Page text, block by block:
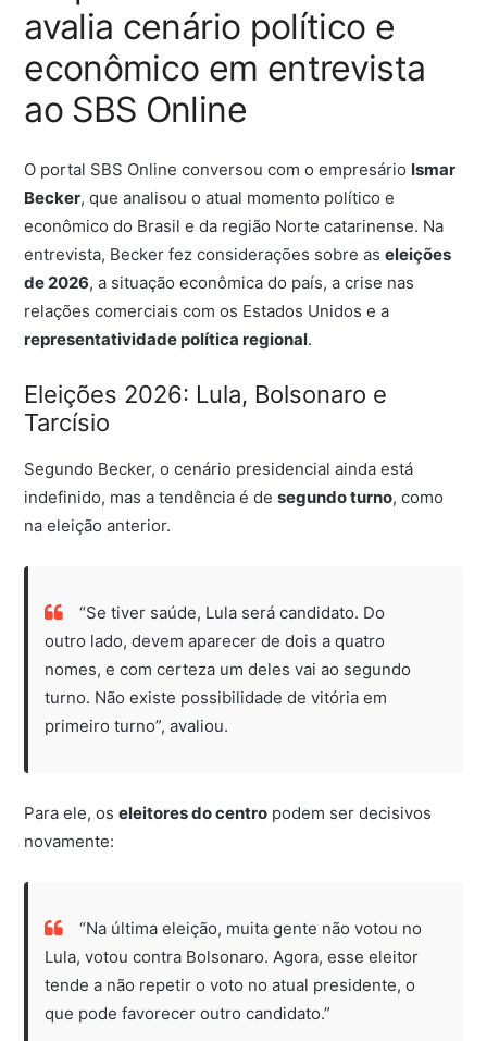
avalia cenário político e
econômico em entrevista
ao SBS Online
O portal SBS Online conversou com o empresário Ismar
Becker, que analisou o atual momento político e
econômico do Brasil e da região Norte catarinense. Na
entrevista, Becker fez considerações sobre aseleições
de 2026, a situação econômica do país, a crise nas
relações comerciais com os Estados Unidos e a
representatividade política regional.
Eleições 2026: Lula, Bolsonaro e
Tarcísio
Segundo Becker, o cenário presidencial ainda está
indefinido, mas a tendência é desegundo turno, como
na eleição anterior.
“Se tiver saúde, Lula será candidato. Do
outro lado, devem aparecer de dois a quatro
nomes, e com certeza um deles vai ao segundo
turno. Não existe possibilidade de vitória em
primeiro turno”, avaliou.
Para ele, oseleitores do centro podem ser decisivos
novamente:
“Na última eleição, muita gente não votou no
Lula, votou contra Bolsonaro. Agora, esse eleitor
tende a não repetir o voto no atual presidente, o
que pode favorecer outro candidato.”